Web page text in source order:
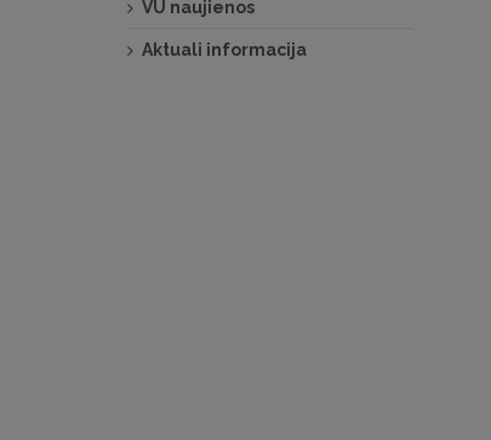
VU naujienos
Aktuali informacija